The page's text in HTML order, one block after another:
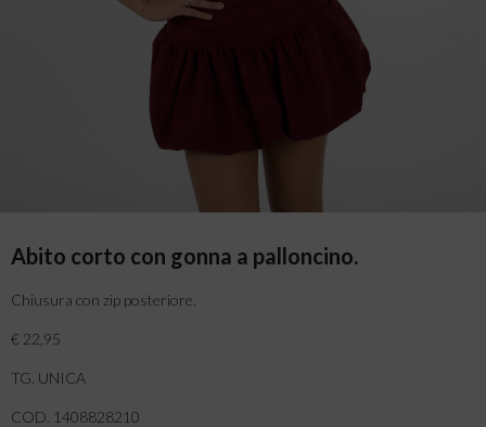
Abito corto con gonna a palloncino.
Chiusura con zip posteriore.
€ 22,95
TG. UNICA
COD. 1408828210